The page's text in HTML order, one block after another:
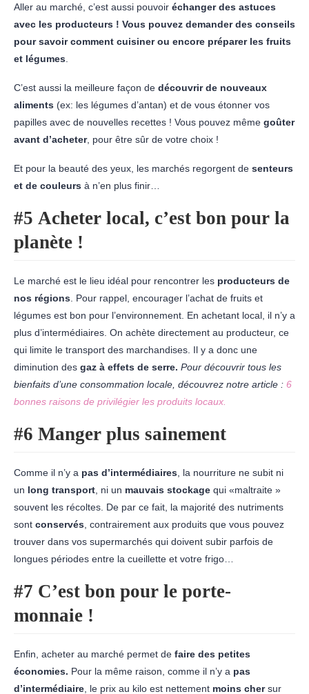
Aller au marché, c’est aussi pouvoir échanger des astuces
avec les producteurs ! Vous pouvez demander des conseils
pour savoir comment cuisiner ou encore préparer les fruits
et légumes
C’est aussi la meilleure façon de découvrir de nouveaux
aliments (ex: les légumes d’antan) et de vous étonner vos
papilles avec de nouvelles recettes ! Vous pouvez même goûter
avant d’acheter, pour être sûr de votre choix !
Et pour la beauté des yeux, les marchés regorgent de senteurs
et de couleurs à n’en plus finir…
#5 Acheter local, c’est bon pour la
planète !
Le marché est le lieu idéal pour rencontrer les producteurs de
nos régions . Pour rappel, encourager l’achat de fruits et
légumes est bon pour l’environnement. En achetant local, il n’y a
plus d’intermédiaires. On achète directement au producteur, ce
qui limite le transport des marchandises. Il y a donc une
diminution des gaz à effets de serre. Pour découvrir tous les
bienfaits d’une consommation locale, découvrez notre article : 6
bonnes raisons de privilégier les produits locaux.
#6 Manger plus sainement
Comme il n’y a pas d’intermédiaires , la nourriture ne subit ni
un long transport , ni un mauvais stockage qui «maltraite »
souvent les récoltes. De par ce fait, la majorité des nutriments
sont conservés , contrairement aux produits que vous pouvez
trouver dans vos supermarchés qui doivent subir parfois de
longues périodes entre la cueillette et votre frigo…
#7 C’est bon pour le porte-
monnaie !
Enfin, acheter au marché permet de faire des petites
économies. Pour la même raison, comme il n’y a pas
d’intermédiaire , le prix au kilo est nettement moins chersur